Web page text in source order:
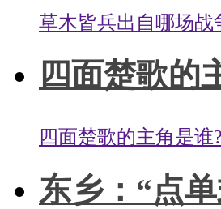
草木皆兵出自哪场战
四面楚歌的
四面楚歌的主角是
东乡：“点